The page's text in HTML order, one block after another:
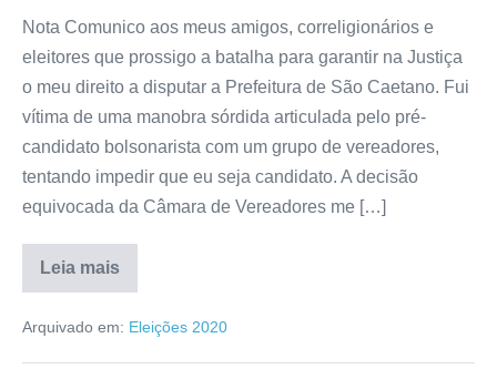
Nota Comunico aos meus amigos, correligionários e
eleitores que prossigo a batalha para garantir na Justiça
o meu direito a disputar a Prefeitura de São Caetano. Fui
vítima de uma manobra sórdida articulada pelo pré-
candidato bolsonarista com um grupo de vereadores,
tentando impedir que eu seja candidato. A decisão
equivocada da Câmara de Vereadores me […]
Leia mais
Arquivado em: Eleições 2020